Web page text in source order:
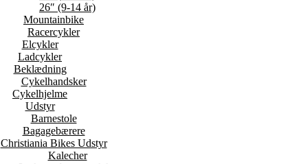
26″ (9-14 år)
Mountainbike
Racercykler
Elcykler
Ladcykler
Beklædning
Cykelhandsker
Cykelhjelme
Udstyr
Barnestole
Bagagebærere
Christiania Bikes Udstyr
Kalecher